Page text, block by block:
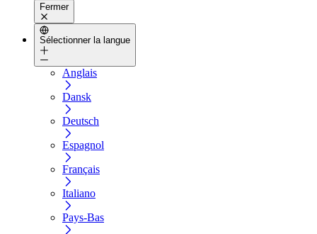
Fermer
Sélectionner la langue
Anglais
Dansk
Deutsch
Espagnol
Français
Italiano
Pays-Bas